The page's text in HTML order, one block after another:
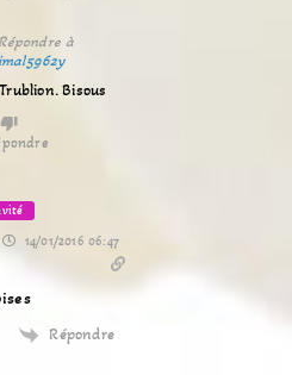
Répondre à
Bisous
14/01/2016 06:47
Répondre